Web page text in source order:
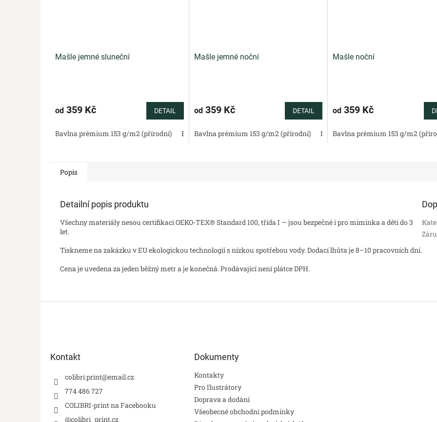
Mašle jemné sluneční
od 359 Kč DETAIL
Bavlna prémium 153 g/m2 (přírodní) Bavlněný satén 130 g/m2 (přírodní) Bavlněné plátno standard (přírodní)
Mašle jemné noční
od359 Kč DETAIL
Bavlna prémium 153 g/m2 (přírodní) Bavlněný satén 130 g/m2 (přírodní)
Mašle noční
od 359 Kč
Bavlna prémium 153 g/m2
Popis
Detailní popis produktu
Všechny materiály nesou certifikaci OEKO-TEX® Standard 100, třída I — jsou bezpečné i pro miminka a děti do 3
let.
Tiskneme na zakázku v EU ekologickou technologií s nízkou spotřebou vody. Dodací lhůta je 8–10 pracovních dní.
Cena je uvedena za jeden běžný metr a je konečná. Prodávající není plátce DPH.
Kontakt
colibri.print@email.cz
774 486 727
COLIBRI-print na Facebooku
@colibri_print.cz
Dokumenty
Kontakty
Pro Ilustrátory
Doprava a dodání
Všeobecné obchodní podmínky